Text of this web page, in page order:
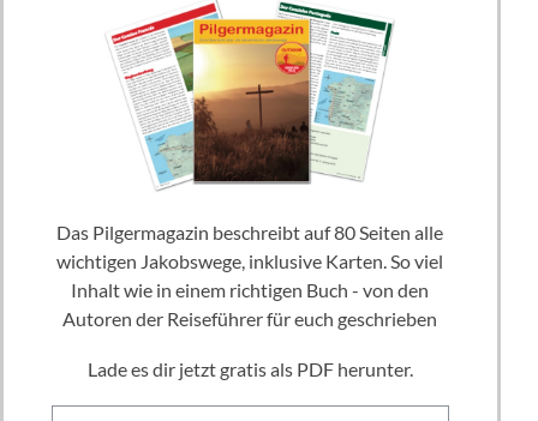
Das Pilgermagazin beschreibt auf 80 Seiten alle
wichtigen Jakobswege, inklusive Karten. So viel
Inhalt wie in einem richtigen Buch - von den
Autoren der Reiseführer für euch geschrieben
Lade es dir jetzt gratis als PDF herunter.